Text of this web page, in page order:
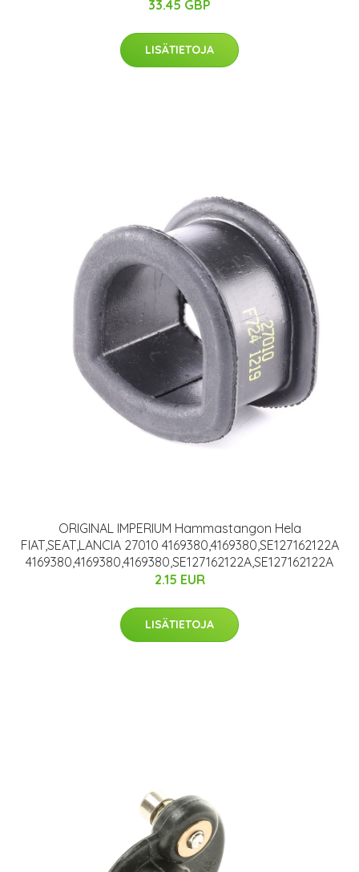
33.45 GBP
LISÄTIETOJA
ORIGINAL IMPERIUM Hammastangon Hela
FIAT,SEAT,LANCIA 27010 4169380,4169380,SE127162122A
4169380,4169380,4169380,SE127162122A,SE127162122A
2.15 EUR
LISÄTIETOJA